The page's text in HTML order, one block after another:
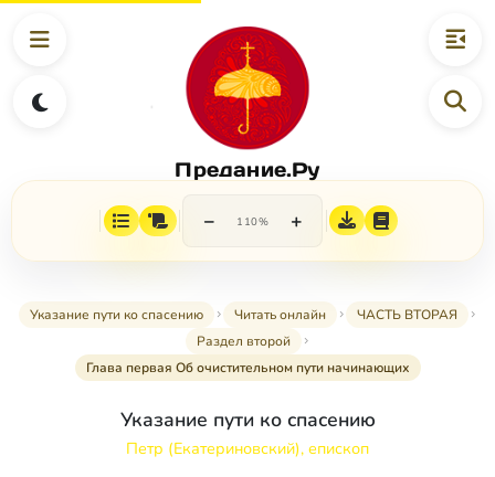
Предание.Ру
− 110% +
Указание пути ко спасению Читать онлайн
ЧАСТЬ ВТОРАЯ
Раздел второй
Глава первая Об очистительном пути начинающих
Указание пути ко спасению
Петр (Екатериновский), епископ